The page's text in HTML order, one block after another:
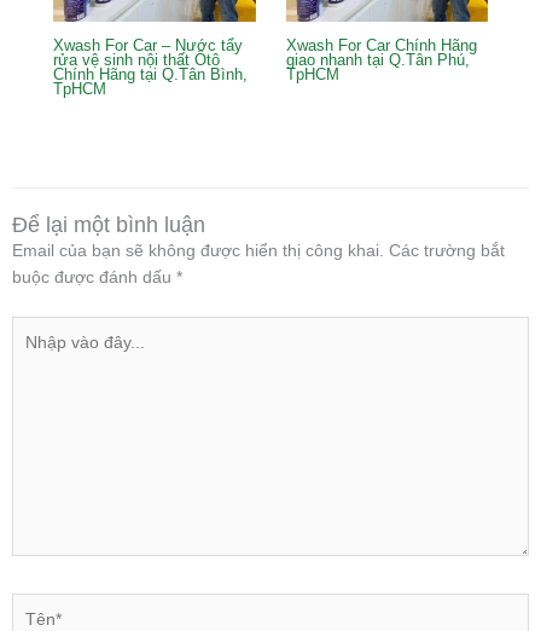
Xwash For Car – Nước tẩy
rửa vệ sinh nội thất Ôtô
Chính Hãng tại Q.Tân Bình,
TpHCM
Xwash For Car Chính Hãng
giao nhanh tại Q.Tân Phú,
TpHCM
Để lại một bình luận
Email của bạn sẽ không được hiển thị công khai. Các trường bắt
buộc được đánh dấu *
vào